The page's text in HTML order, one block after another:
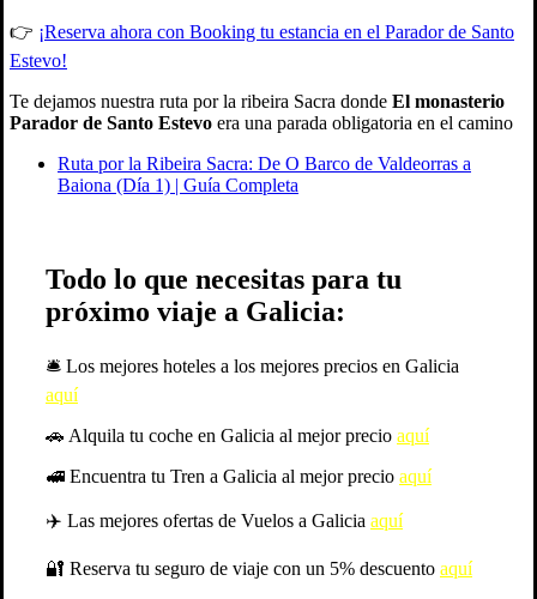
👉 ¡Reserva ahora con Booking tu estancia en el Parador de Santo
Estevo!
Te dejamos nuestra ruta por la ribeira Sacra donde El monasterio
Parador de Santo Estevo era una parada obligatoria en el camino
Ruta por la Ribeira Sacra: De O Barco de Valdeorras a
Baiona (Día 1) | Guía Completa
Todo lo que necesitas para tu
próximo viaje a Galicia:
🛎️​ Los mejores hoteles a los mejores precios en Galicia
aquí
​🚗​ Alquila tu coche en Galicia al mejor precio aquí
🚅​ Encuentra tu Tren a Galicia al mejor precio aquí
✈️​ Las mejores ofertas de Vuelos a Galicia aquí
🔐​ Reserva tu seguro de viaje con un 5% descuento aquí